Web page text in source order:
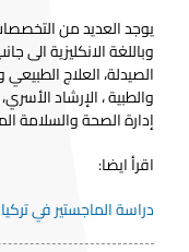
يوجد العديد من
وباللغة الانكليزية الى
الصيدلة، العلاج الطبيعي
والطبية ، الإرشاد
إدارة الصحة والسلامة
اقرأ ايضا:
دراسة الماجستير في تركيا